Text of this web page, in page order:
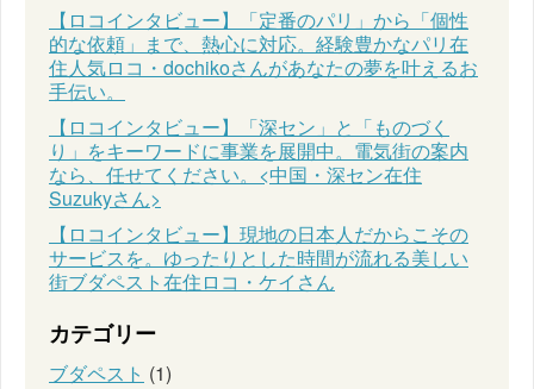
【ロコインタビュー】「定番のパリ」から「個性
的な依頼」まで、熱心に対応。経験豊かなパリ在
住人気ロコ・dochikoさんがあなたの夢を叶えるお
手伝い。
【ロコインタビュー】「深セン」と「ものづく
り」をキーワードに事業を展開中。電気街の案内
なら、任せてください。<中国・深セン在住
Suzukyさん>
【ロコインタビュー】現地の日本人だからこその
サービスを。ゆったりとした時間が流れる美しい
街ブダペスト在住ロコ・ケイさん
カテゴリー
ブダペスト (1)